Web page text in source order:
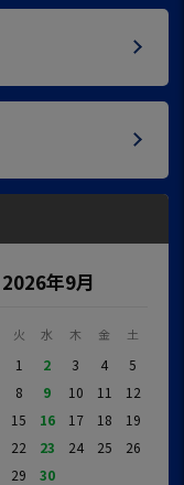
2026年9月
火 水 木 金 土
1 2 3 4
5
8 9 10 11
12
15 16 17 18
19
22 23 24 25
26
29 30